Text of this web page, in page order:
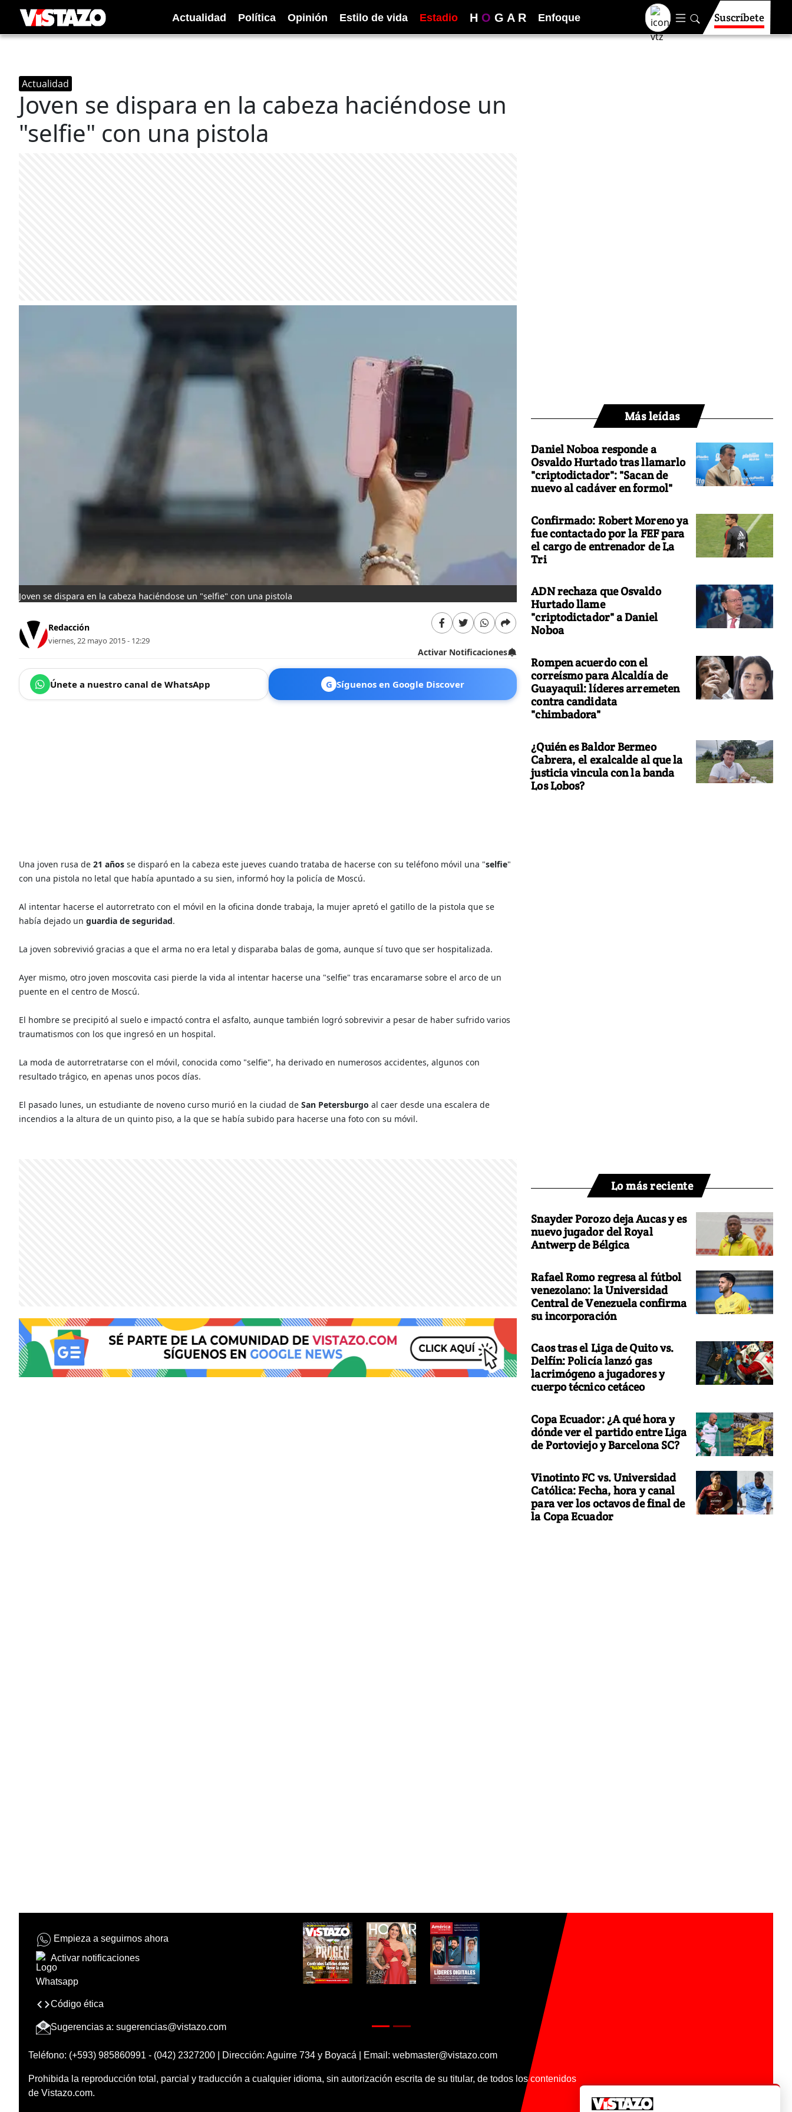
Actualidad Política Opinión Estilo de vida Estadio H O G A R Enfoque Suscríbete
Actualidad
Joven se dispara en la cabeza haciéndose un
"selfie" con una pistola
Joven se dispara en la cabeza haciéndose un "selfie" con una pistola
Redacción
viernes, 22 mayo 2015 - 12:29
Activar Notificaciones
Únete a nuestro canal de WhatsApp G Síguenos en Google Discover
Una joven rusa de 21 años se disparó en la cabeza este jueves cuando trataba de hacerse con su teléfono móvil una "selfie"
con una pistola no letal que había apuntado a su sien, informó hoy la policía de Moscú.
Al intentar hacerse el autorretrato con el móvil en la oficina donde trabaja, la mujer apretó el gatillo de la pistola que se
había dejado un guardia de seguridad.
La joven sobrevivió gracias a que el arma no era letal y disparaba balas de goma, aunque sí tuvo que ser hospitalizada.
Ayer mismo, otro joven moscovita casi pierde la vida al intentar hacerse una "selfie" tras encaramarse sobre el arco de un
puente en el centro de Moscú.
El hombre se precipitó al suelo e impactó contra el asfalto, aunque también logró sobrevivir a pesar de haber sufrido varios
traumatismos con los que ingresó en un hospital.
La moda de autorretratarse con el móvil, conocida como "selfie", ha derivado en numerosos accidentes, algunos con
resultado trágico, en apenas unos pocos días.
El pasado lunes, un estudiante de noveno curso murió en la ciudad de San Petersburgo al caer desde una escalera de
incendios a la altura de un quinto piso, a la que se había subido para hacerse una foto con su móvil.
Más leídas
Daniel Noboa responde a
Osvaldo Hurtado tras llamarlo
"criptodictador": "Sacan de
nuevo al cadáver en formol"
Confirmado: Robert Moreno ya
fue contactado por la FEF para
el cargo de entrenador de La
Tri
ADN rechaza que Osvaldo
Hurtado llame
"criptodictador" a Daniel
Noboa
Rompen acuerdo con el
correísmo para Alcaldía de
Guayaquil: líderes arremeten
contra candidata
"chimbadora"
¿Quién es Baldor Bermeo
Cabrera, el exalcalde al que la
justicia vincula con la banda
Los Lobos?
Lo más reciente
Snayder Porozo deja Aucas y es
nuevo jugador del Royal
Antwerp de Bélgica
Rafael Romo regresa al fútbol
venezolano: la Universidad
Central de Venezuela confirma
su incorporación
Caos tras el Liga de Quito vs.
Delfín: Policía lanzó gas
lacrimógeno a jugadores y
cuerpo técnico cetáceo
Copa Ecuador: ¿A qué hora y
dónde ver el partido entre Liga
de Portoviejo y Barcelona SC?
Vinotinto FC vs. Universidad
Católica: Fecha, hora y canal
para ver los octavos de final de
la Copa Ecuador
Empieza a seguirnos ahora
Activar notificaciones
Código ética
Sugerencias a: sugerencias@vistazo.com
Teléfono: (+593) 985860991 - (042) 2327200 | Dirección: Aguirre 734 y Boyacá | Email: webmaster@vistazo.com
Prohibida la reproducción total, parcial y traducción a cualquier idioma, sin autorización escrita de su titular, de todos los contenidos
de Vistazo.com.